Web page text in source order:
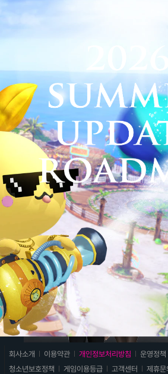
회사소개 이용약관 개인정보처리방침 운영정책
청소년보호정책
게임이용등급 고객센터 제휴문